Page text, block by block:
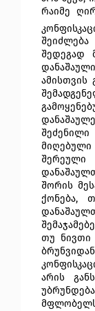
რაიმე
შედეგად
ამისთვის
შერეული
შორის
ქონება,
თუ ნივთი
არის